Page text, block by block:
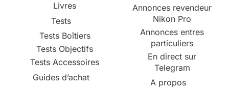
Livres
Tests
Tests Boîtiers
Tests Objectifs
Tests Accessoires
Guides d’achat
Annonces revendeur
Nikon Pro
Annonces entres
particuliers
En direct sur
Telegram
A propos